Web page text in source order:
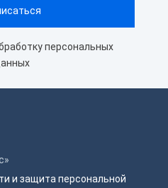
персональных
и защита персональной